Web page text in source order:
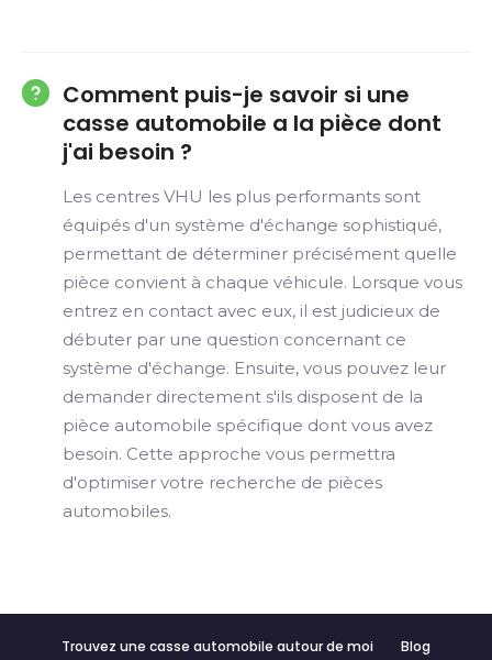
Comment puis-je savoir si une
casse automobile a la pièce dont
j'ai besoin ?
Les centres VHU les plus performants sont
équipés d'un système d'échange sophistiqué,
permettant de déterminer précisément quelle
pièce convient à chaque véhicule. Lorsque vous
entrez en contact avec eux, il est judicieux de
débuter par une question concernant ce
système d'échange. Ensuite, vous pouvez leur
demander directement s'ils disposent de la
pièce automobile spécifique dont vous avez
besoin. Cette approche vous permettra
d'optimiser votre recherche de pièces
automobiles.
Trouvez une casse automobile autour de moi Blog